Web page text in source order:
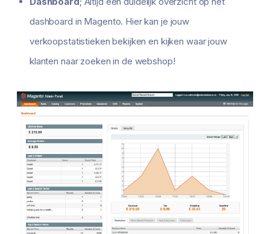
dashboard in Magento. Hier kan je jouw
verkoopstatistieken bekijken en kijken waar jouw
klanten naar zoeken in de webshop!